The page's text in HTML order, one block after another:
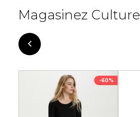
Magasinez Culture
-60%